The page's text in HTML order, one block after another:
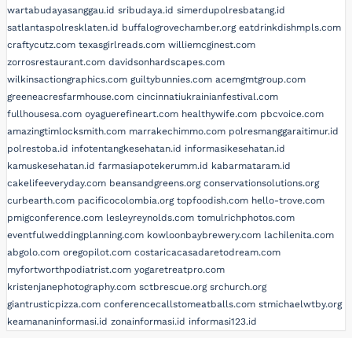
wartabudayasanggau.id sribudaya.id simerdupolresbatang.id
satlantaspolresklaten.id buffalogrovechamber.org eatdrinkdishmpls.com
craftycutz.com texasgirlreads.com williemcginest.com
zorrosrestaurant.com davidsonhardscapes.com
wilkinsactiongraphics.com guiltybunnies.com acemgmtgroup.com
greeneacresfarmhouse.com cincinnatiukrainianfestival.com
fullhousesa.com oyaguerefineart.com healthywife.com pbcvoice.com
amazingtimlocksmith.com marrakechimmo.com polresmanggaraitimur.id
polrestoba.id infotentangkesehatan.id informasikesehatan.id
kamuskesehatan.id farmasiapotekerumm.id kabarmataram.id
cakelifeeveryday.com beansandgreens.org conservationsolutions.org
curbearth.com pacificocolombia.org topfoodish.com hello-trove.com
pmigconference.com lesleyreynolds.com tomulrichphotos.com
eventfulweddingplanning.com kowloonbaybrewery.com lachilenita.com
abgolo.com oregopilot.com costaricacasadaretodream.com
myfortworthpodiatrist.com yogaretreatpro.com
kristenjanephotography.com sctbrescue.org srchurch.org
giantrusticpizza.com conferencecallstomeatballs.com stmichaelwtby.org
keamananinformasi.id zonainformasi.id informasi123.id